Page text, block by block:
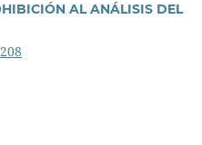
AL ANÁLISIS DEL